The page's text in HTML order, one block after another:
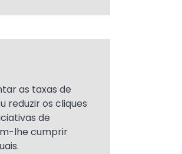
as taxas de
reduzir os cliques
de
lhe cumprir